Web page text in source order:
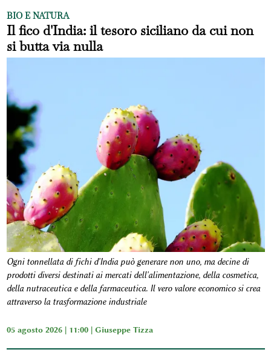
BIO E NATURA
Il fico d'India: il tesoro siciliano da cui non
si butta via nulla
Ogni tonnellata di fichi d'India può generare non uno, ma decine di
prodotti diversi destinati ai mercati dell'alimentazione, della cosmetica,
della nutraceutica e della farmaceutica. Il vero valore economico si crea
attraverso la trasformazione industriale
05 agosto 2026 | 11:00 | Giuseppe Tizza